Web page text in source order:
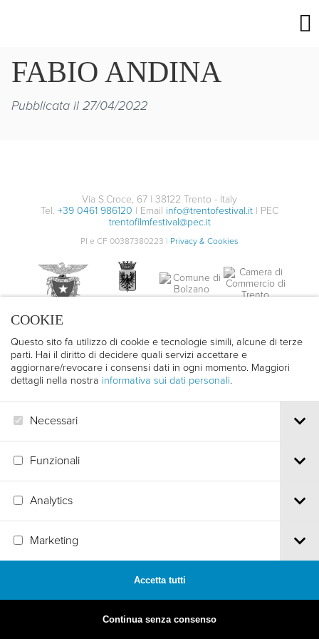
COOKIE
Questo sito fa utilizzo di cookie e tecnologie simili, alcune di terze
parti. Hai il diritto di decidere quali servizi accettare e
aggiornare/revocare i consensi dati in ogni momento. Maggiori
dettagli nella nostra informativa sui dati personali.
Necessari
Funzionali
Analytics
Marketing
Accetta tutti
Continua senza consenso
FABIO ANDINA
Pubblicata il 27/04/2022
Via S.Croce, 67 | 38122 Trento - Italy
Tel. +39 0461 986120 | Email info@trentofestival.it | PEC
trentofilmfestival@pec.it
PI e CF 00387380223 | Privacy & Cookies